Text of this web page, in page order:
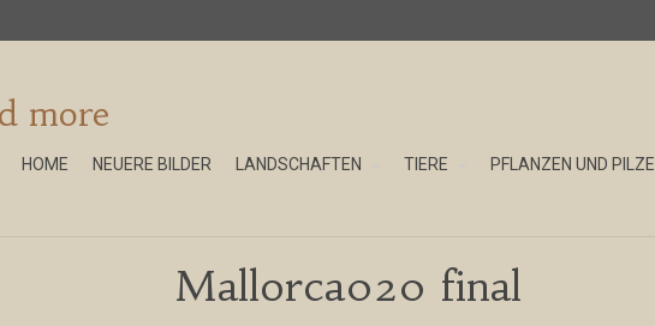
more
HOME NEUERE BILDER LANDSCHAFTEN TIERE PFLANZEN UND PILZE
Mallorca020 final